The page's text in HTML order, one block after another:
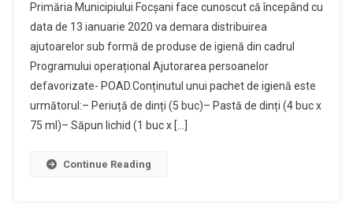
Primăria Municipiului Focșani face cunoscut că începând cu
data de 13 ianuarie 2020 va demara distribuirea
ajutoarelor sub formă de produse de igienă din cadrul
Programului operațional Ajutorarea persoanelor
defavorizate- POAD.Conținutul unui pachet de igienă este
următorul:– Periuță de dinți (5 buc)– Pastă de dinți (4 buc x
75 ml)– Săpun lichid (1 buc x […]
Continue Reading